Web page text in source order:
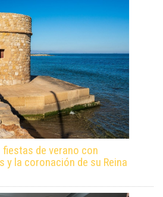
de verano con
y la coronación de su Reina